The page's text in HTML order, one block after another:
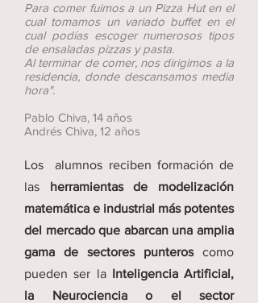
Para comer fuimos a un Pizza Hut en el
cual tomamos un variado buffet en el
cual podías escoger numerosos tipos
de ensaladas pizzas y pasta.
Al terminar de comer, nos dirigimos a la
residencia, donde descansamos media
hora".
Pablo Chiva, 14 años
Andrés Chiva, 12 años
Los alumnos reciben formación de
las herramientas de modelización
matemática e industrial más potentes
del mercado que abarcan una amplia
gama de sectores punteroscomo
pueden ser laInteligencia Artificial,
la Neurociencia o el sector